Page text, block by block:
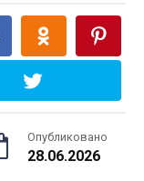
Опубликовано
28.06.2026